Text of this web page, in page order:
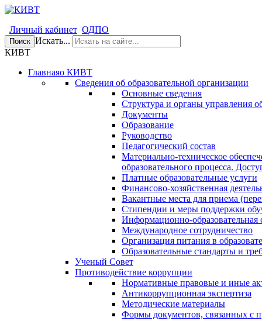
Личный кабинет ОДПО
Поиск Искать...
КИВТ
Главнаяо КИВТ
Сведения об образовательной организации
Основные сведения
Структура и органы управления
Документы
Образование
Руководство
Педагогический состав
Материально-техническое
образовательного процесса.
Платные образовательные услуги
Финансово-хозяйственная
Вакантные места для приема
Стипендии и меры поддержки
Информационно-образовательная
Международное сотрудничество
Организация питания в
Образовательные стандарты и
Ученый Совет
Противодействие коррупции
Нормативные правовые и иные
Антикоррупционная экспертиза
Методические материалы
Формы документов, связанных с